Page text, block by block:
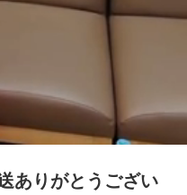
ありがとうござい